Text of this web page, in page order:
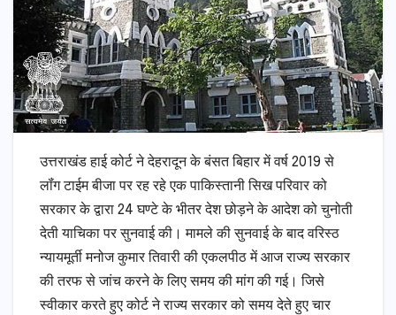
उत्तराखंड हाई कोर्ट ने देहरादून के बंसत बिहार में वर्ष 2019 से
लॉंग टाईम बीजा पर रह रहे एक पाकिस्तानी सिख परिवार को
सरकार के द्वारा 24 घण्टे के भीतर देश छोड़ने के आदेश को चुनोती
देती याचिका पर सुनवाई की। मामले की सुनवाई के बाद वरिस्ठ
न्यायमूर्ती मनोज कुमार तिवारी की एकलपीठ में आज राज्य सरकार
की तरफ से जांच करने के लिए समय की मांग की गई। जिसे
स्वीकार करते हुए कोर्ट ने राज्य सरकार को समय देते हुए चार